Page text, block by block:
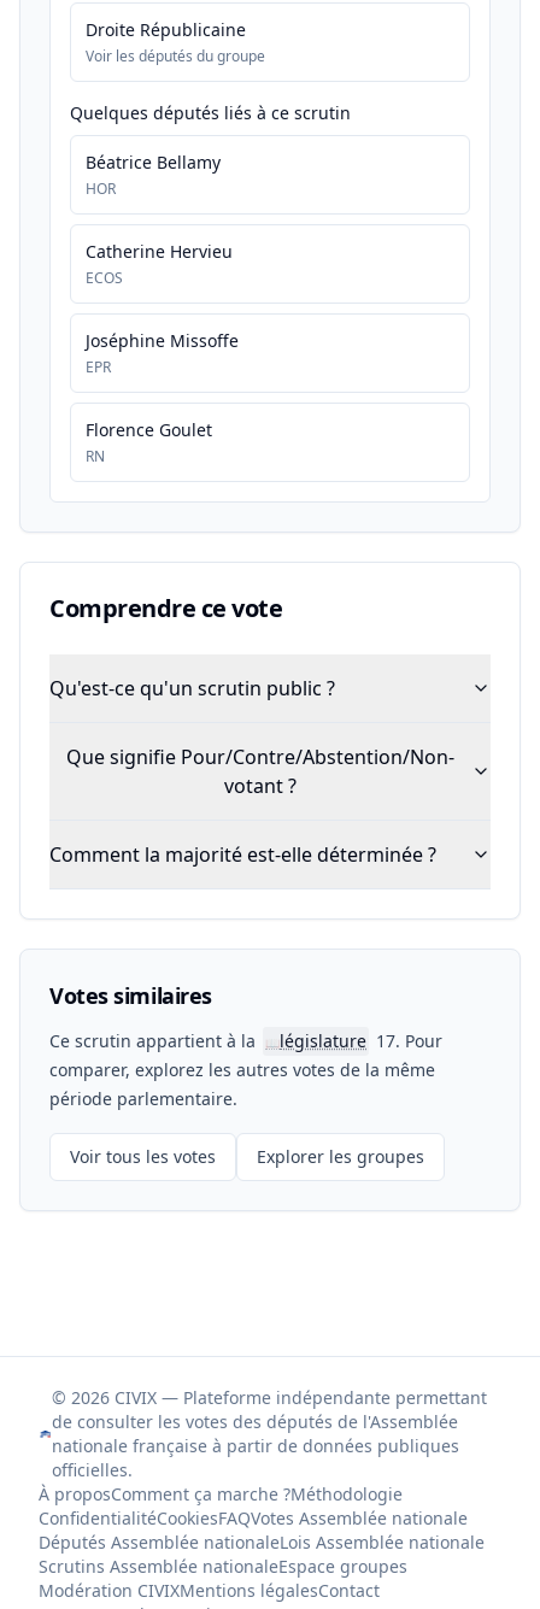
Droite Républicaine
Voir les députés du groupe
Quelques députés liés à ce scrutin
Béatrice Bellamy
HOR
Catherine Hervieu
ECOS
Joséphine Missoffe
EPR
Florence Goulet
RN
Comprendre ce vote
Qu'est-ce qu'un scrutin public ?
Que signifie Pour/Contre/Abstention/Non-
votant ?
Comment la majorité est-elle déterminée ?
Votes similaires
Ce scrutin appartient à la 📖législature 17. Pour
comparer, explorez les autres votes de la même
période parlementaire.
Voir tous les votes Explorer les groupes
© 2026 CIVIX — Plateforme indépendante permettant
de consulter les votes des députés de l'Assemblée
nationale française à partir de données publiques
officielles.
À proposComment ça marche ?Méthodologie
ConfidentialitéCookiesFAQVotes Assemblée nationale
Députés Assemblée nationaleLois Assemblée nationale
Scrutins Assemblée nationaleEspace groupes
Modération CIVIXMentions légalesContact